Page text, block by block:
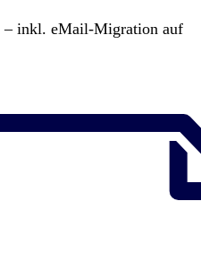
– inkl. eMail-Migration auf